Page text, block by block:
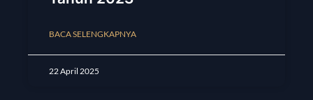
BACA SELENGKAPNYA
22 April 2025